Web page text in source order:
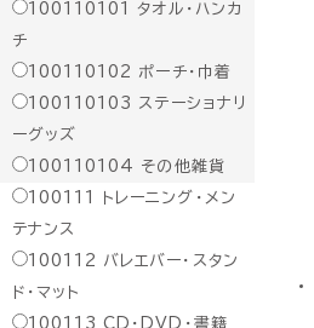
100110101
タオル・ハンカ
チ
100110102
ポーチ・巾着
100110103
ステーショナリ
ーグッズ
100110104
その他雑貨
100111
トレーニング・メン
テナンス
100112
バレエバー・スタン
ド・マット
100113 CD・DVD・書籍